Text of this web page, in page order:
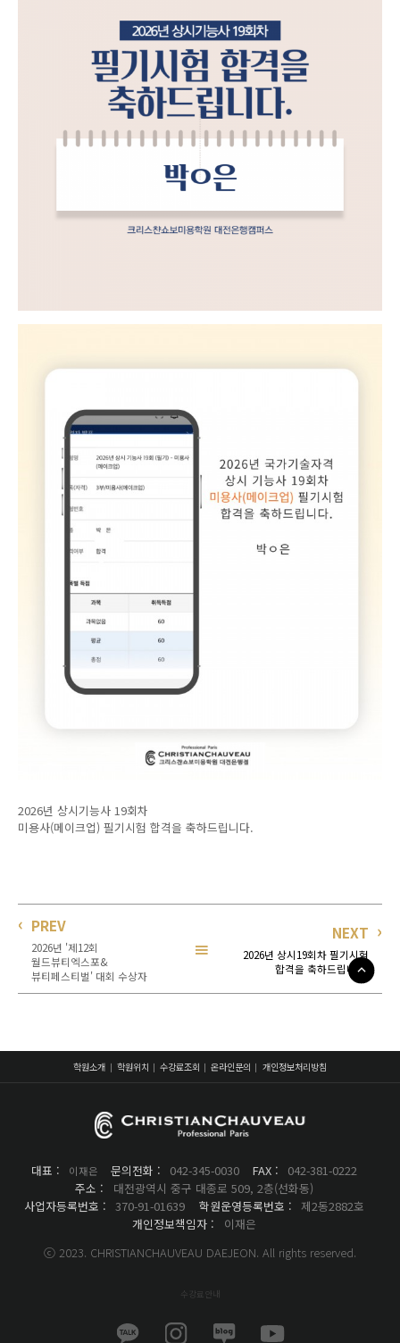
2026년 상시기능사 19회차
미용사(메이크업) 필기시험 합격을 축하드립니다.
PREV
2026년 '제12회
월드뷰티엑스포&
뷰티페스티벌' 대회 수상자
NEXT
2026년 상시19회차 필기시험
합격을 축하드립니다.
학원소개 학원위치 수강료조회 온라인문의 개인정보처리방침
대표 : 이재은 문의전화 : 042-345-0030 FAX :
042-381-0222
주소 :
대전광역시 중구 대종로 509, 2층(선화동)
사업자등록번호 : 370-91-01639 학원운영등록번호 :
제2동2882호
개인정보책임자 :
이재은
ⓒ 2023. CHRISTIANCHAUVEAU DAEJEON. All rights reserved.
수강료안내